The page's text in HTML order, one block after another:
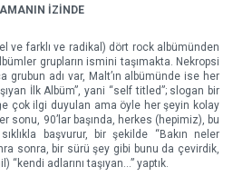
İZİNDE
ve farklı ve radikal) dört rock albümünden
grupların ismini taşımakta. Nekropsi
grubun adı var, Malt’ın albümünde ise her
İlk Albüm”, yani “self titled”; slogan bir
çok ilgi duyulan ama öyle her şeyin kolay
sonu, 90’lar başında, herkes (hepimiz), bu
başvurur, bir şekilde “Bakın neler
sonra, bir sürü şey gibi bunu da çevirdik,
“kendi adlarını taşıyan…” yaptık.